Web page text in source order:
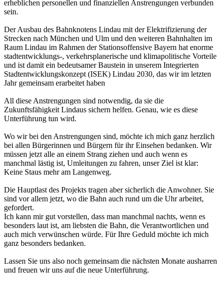
erheblichen personellen und finanziellen Anstrengungen verbunden
sein.
Der Ausbau des Bahnknotens Lindau mit der Elektrifizierung der
Strecken nach München und Ulm und den weiteren Bahnhalten im
Raum Lindau im Rahmen der Stationsoffensive Bayern hat enorme
stadtentwicklungs-, verkehrsplanerische und klimapolitische Vorteile
und ist damit ein bedeutsamer Baustein in unserem Integrierten
Stadtentwicklungskonzept (ISEK) Lindau 2030, das wir im letzten
Jahr gemeinsam erarbeitet haben
All diese Anstrengungen sind notwendig, da sie die
Zukunftsfähigkeit Lindaus sichern helfen. Genau, wie es diese
Unterführung tun wird.
Wo wir bei den Anstrengungen sind, möchte ich mich ganz herzlich
bei allen Bürgerinnen und Bürgern für ihr Einsehen bedanken. Wir
müssen jetzt alle an einem Strang ziehen und auch wenn es
manchmal lästig ist, Umleitungen zu fahren, unser Ziel ist klar:
Keine Staus mehr am Langenweg.
Die Hauptlast des Projekts tragen aber sicherlich die Anwohner. Sie
sind vor allem jetzt, wo die Bahn auch rund um die Uhr arbeitet,
gefordert.
Ich kann mir gut vorstellen, dass man manchmal nachts, wenn es
besonders laut ist, am liebsten die Bahn, die Verantwortlichen und
auch mich verwünschen würde. Für Ihre Geduld möchte ich mich
ganz besonders bedanken.
Lassen Sie uns also noch gemeinsam die nächsten Monate ausharren
und freuen wir uns auf die neue Unterführung.